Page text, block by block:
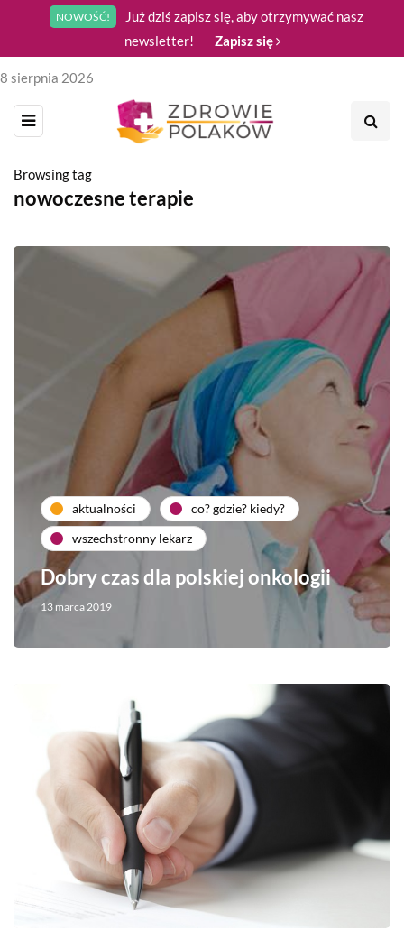
NOWOŚĆ!
Już dziś zapisz się, aby otrzymywać nasz
newsletter!
Zapisz się
8 sierpnia 2026
Browsing tag
nowoczesne terapie
aktualności
co? gdzie? kiedy?
wszechstronny lekarz
Dobry czas dla polskiej onkologii
13 marca 2019